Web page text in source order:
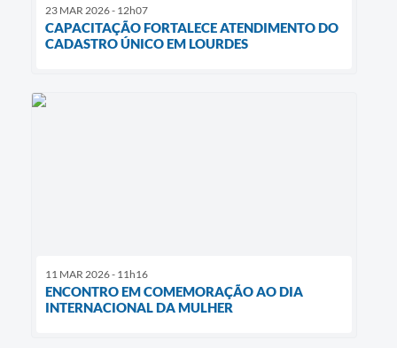
23 MAR 2026 - 12h07
CAPACITAÇÃO FORTALECE ATENDIMENTO DO
CADASTRO ÚNICO EM LOURDES
11 MAR 2026 - 11h16
ENCONTRO EM COMEMORAÇÃO AO DIA
INTERNACIONAL DA MULHER